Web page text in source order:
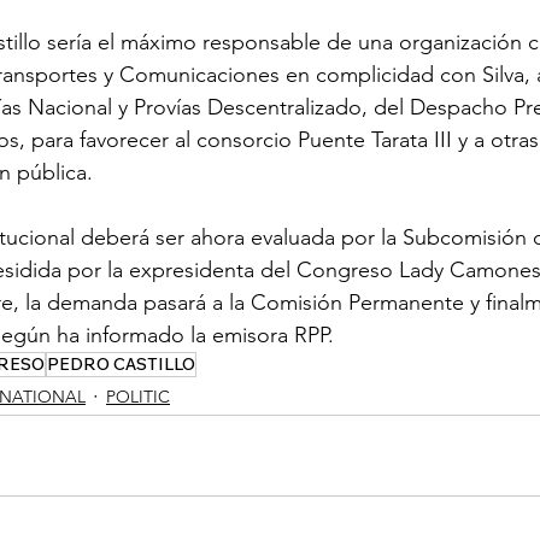
sería el máximo responsable de una organización
y Comunicaciones en complicidad con
Nacional y Provías Descentralizado, del Despacho
para favorecer al consorcio Puente Tarata III y a
pública.
deberá ser ahora evaluada por la Subcomisión
por la expresidenta del Congreso Lady
la demanda pasará a la Comisión Permanente y
ha informado la emisora RPP.
PEDRO CASTILLO
POLITIC